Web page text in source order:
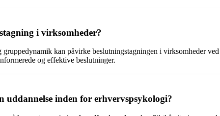
i virksomheder?
kan påvirke beslutningstagningen i virksomheder
og effektive beslutninger.
uddannelse inden for erhvervspsykologi?